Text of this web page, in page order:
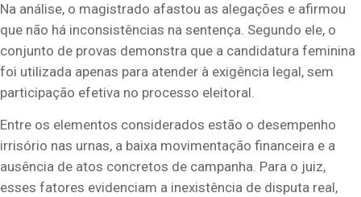
Na análise, o magistrado afastou as alegações e afirmou
que não há inconsistências na sentença. Segundo ele, o
conjunto de provas demonstra que a candidatura feminina
foi utilizada apenas para atender à exigência legal, sem
participação efetiva no processo eleitoral.
Entre os elementos considerados estão o desempenho
irrisório nas urnas, a baixa movimentação financeira e a
ausência de atos concretos de campanha. Para o juiz,
esses fatores evidenciam a inexistência de disputa real,